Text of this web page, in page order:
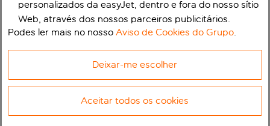
personalizados da easyJet, dentro e fora do nosso sítio
Web, através dos nossos parceiros publicitários.
Podes ler mais no nossoAviso de Cookies do Grupo.
Deixar-me escolher
Aceitar todos os cookies